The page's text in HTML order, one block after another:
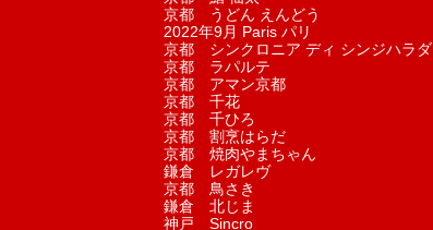
京都 うどん えんどう
2022年9月 Paris パリ
京都 シンクロニア ディ シンジハラダ
京都 ラパルテ
京都 アマン京都
京都 千花
京都 千ひろ
京都 割烹はらだ
京都 焼肉やまちゃん
鎌倉 レガレヴ
京都 鳥さき
鎌倉 北じま
神戸 Sincro